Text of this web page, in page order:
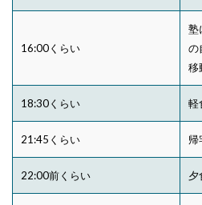
16:00くらい
塾
の
移
18:30くらい 軽
21:45くらい 帰
22:00前くらい 夕